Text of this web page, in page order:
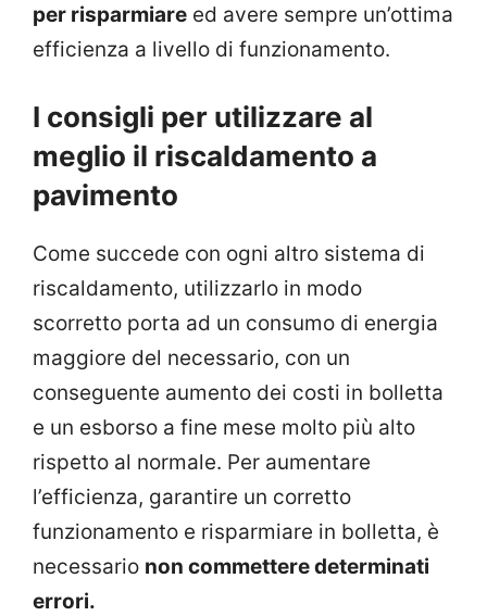
per risparmiare ed avere sempre un’ottima
efficienza a livello di funzionamento.
I consigli per utilizzare al
meglio il riscaldamento a
pavimento
Come succede con ogni altro sistema di
riscaldamento, utilizzarlo in modo
scorretto porta ad un consumo di energia
maggiore del necessario, con un
conseguente aumento dei costi in bolletta
e un esborso a fine mese molto più alto
rispetto al normale. Per aumentare
l’efficienza, garantire un corretto
funzionamento e risparmiare in bolletta, è
necessario non commettere determinati
errori.